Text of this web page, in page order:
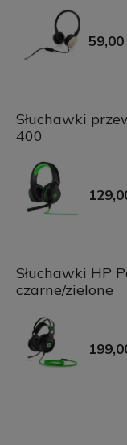
59,00
Słuchawki
400
Słuchawki HP
czarne/zielone